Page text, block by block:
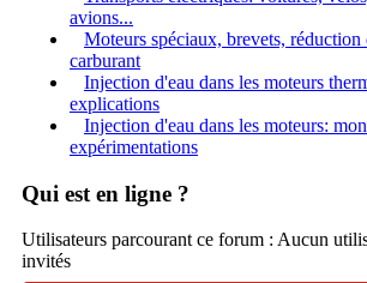
avions...
Moteurs spéciaux, brevets,
carburant
Injection d'eau dans les moteurs
explications
Injection d'eau dans les moteurs:
expérimentations
Qui est en ligne ?
Utilisateurs parcourant ce forum : Aucun
invités